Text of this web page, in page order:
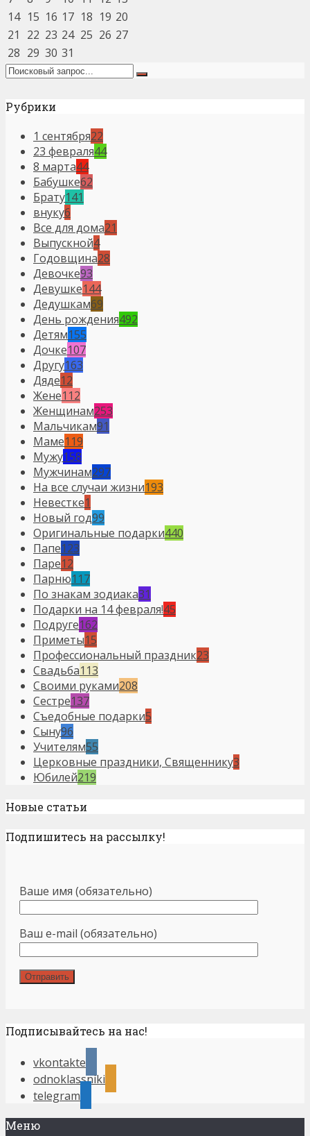
14 15 16 17 18 19 20
21
22 23 24 25 26 27
28 29 30 31
Рубрики
1 сентября22
23 февраля44
8 марта44
Бабушке62
Брату141
внуку6
Все для дома21
Выпускной4
Годовщина28
Девочке93
Девушке144
Дедушкам69
День рождения492
Детям155
Дочке107
Другу163
Дяде12
Жене112
Женщинам253
Мальчикам91
Маме119
Мужу158
Мужчинам297
На все случаи жизни193
Невестке1
Новый год99
Оригинальные подарки440
Папе123
Паре12
Парню117
По знакам зодиака31
Подарки на 14 февраля!45
Подруге162
Приметы15
Профессиональный праздник23
Свадьба113
Своими руками208
Сестре137
Съедобные подарки5
Сыну96
Учителям55
Церковные праздники, Священнику3
Юбилей219
Новые статьи
Подпишитесь на рассылку!
Ваше имя (обязательно)
Ваш e-mail (обязательно)
Подписывайтесь на нас!
vkontakte
odnoklassniki
telegram
Меню